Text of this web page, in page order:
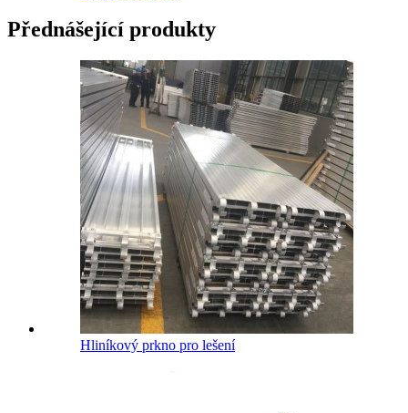
Přednášející produkty
Hliníkový prkno pro lešení